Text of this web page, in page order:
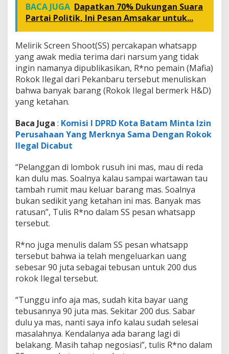
BACA JUGA Dapatkan 70% Dukungan Suara
Partai Politik, Ini Pesan Amsakar untuk...
Melirik Screen Shoot(SS) percakapan whatsapp
yang awak media terima dari narsum yang tidak
ingin namanya dipublikasikan, R*no pemain (Mafia)
Rokok Ilegal dari Pekanbaru tersebut menuliskan
bahwa banyak barang (Rokok Ilegal bermerk H&D)
yang ketahan.
Baca Juga : Komisi I DPRD Kota Batam Minta Izin
Perusahaan Yang Merknya Sama Dengan Rokok
Ilegal Dicabut
“Pelanggan di lombok rusuh ini mas, mau di reda
kan dulu mas. Soalnya kalau sampai wartawan tau
tambah rumit mau keluar barang mas. Soalnya
bukan sedikit yang ketahan ini mas. Banyak mas
ratusan”, Tulis R*no dalam SS pesan whatsapp
tersebut.
R*no juga menulis dalam SS pesan whatsapp
tersebut bahwa ia telah mengeluarkan uang
sebesar 90 juta sebagai tebusan untuk 200 dus
rokok Ilegal tersebut.
“Tunggu info aja mas, sudah kita bayar uang
tebusannya 90 juta mas. Sekitar 200 dus. Sabar
dulu ya mas, nanti saya info kalau sudah selesai
masalahnya. Kendalanya ada barang lagi di
belakang. Masih tahap negosiasi”, tulis R*no dalam